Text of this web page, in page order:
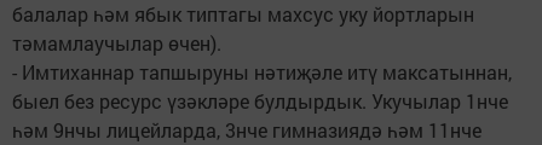
балалар һәм ябык типтагы махсус уку йортларын
тәмамлаучылар өчен).
- Имтиханнар тапшыруны нәтиҗәле итү максатыннан,
быел без ресурс үзәкләре булдырдык. Укучылар 1нче
һәм 9нчы лицейларда, 3нче гимназиядә һәм 11нче